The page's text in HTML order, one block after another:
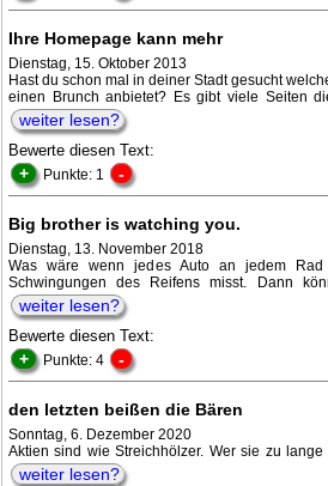
Ihre Homepage kann mehr
Dienstag, 15. Oktober 2013
Hast du schon mal in deiner Stadt gesucht
einen Brunch anbietet? Es gibt viele Seiten
weiter lesen?
Bewerte diesen Text:
+ Punkte: 1 -
Big brother is watching you.
Dienstag, 13. November 2018
Was wäre wenn jedes Auto an jedem
Schwingungen des Reifens misst. Dann
weiter lesen?
Bewerte diesen Text:
+ Punkte: 4 -
den letzten beißen die Bären
Sonntag, 6. Dezember 2020
Aktien sind wie Streichhölzer. Wer sie zu
weiter lesen?